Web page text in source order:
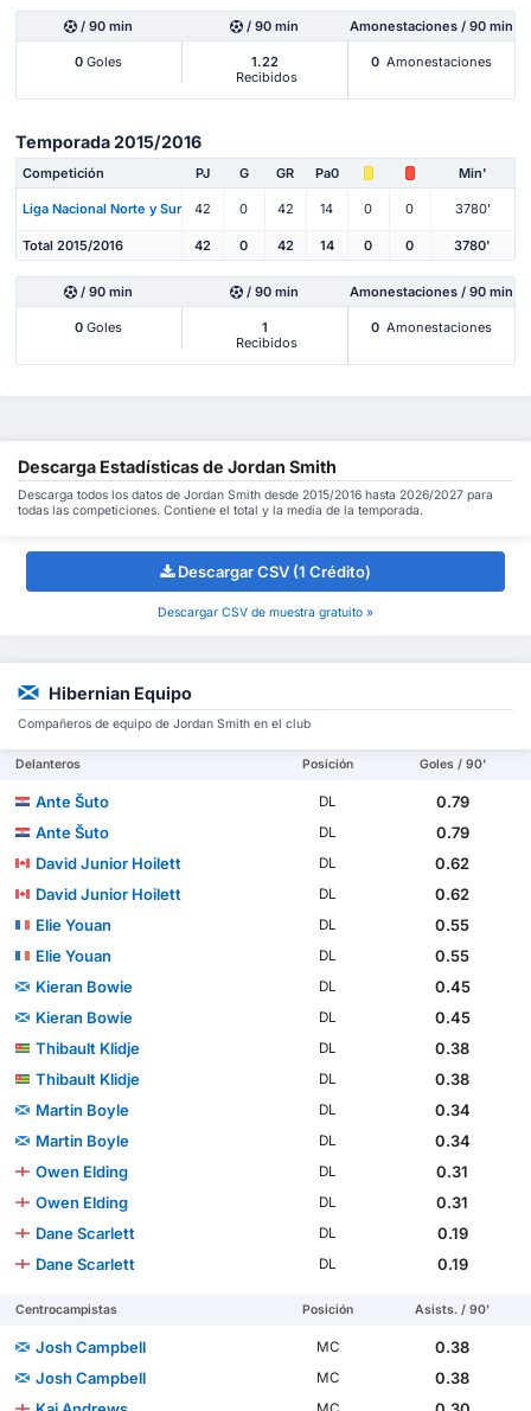
/ 90 min / 90 min Amonestaciones / 90 min
0 Goles
1.22
Recibidos
0 Amonestaciones
Temporada 2015/2016
Competición PJ G GR Pa0 Min'
Liga Nacional Norte y Sur 42 0 42 14 0 0 3780'
Total 2015/2016 42 0 42 14 0 0 3780'
/ 90 min / 90 min Amonestaciones / 90 min
0 Goles
1
Recibidos
0 Amonestaciones
Descarga Estadísticas de Jordan Smith
Descarga todos los datos de Jordan Smith desde 2015/2016 hasta 2026/2027 para
todas las competiciones. Contiene el total y la media de la temporada.
Descargar CSV (1 Crédito)
Descargar CSV de muestra gratuito »
Hibernian Equipo
Compañeros de equipo de Jordan Smith en el club
Delanteros Posición Goles / 90'
Ante Šuto DL
0.79
Ante Šuto
DL
0.79
David Junior Hoilett
DL
0.62
David Junior Hoilett
DL
0.62
Elie Youan
DL
0.55
Elie Youan
DL
0.55
Kieran Bowie
DL
0.45
Kieran Bowie
DL
0.45
Thibault Klidje
DL
0.38
Thibault Klidje
DL
0.38
Martin Boyle
DL
0.34
Martin Boyle
DL
0.34
Owen Elding
DL
0.31
Owen Elding
DL
0.31
Dane Scarlett
DL
0.19
Dane Scarlett
DL 0.19
Centrocampistas Posición Asists. / 90'
Josh Campbell MC
0.38
Josh Campbell
MC
0.38